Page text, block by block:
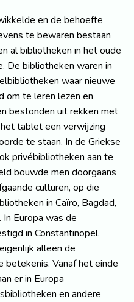
en de behoefte
te bewaren bestaan
al bibliotheken in het oude
De bibliotheken waren in
waar nieuwe
om te leren lezen en
bestonden uit rekken met
tablet een verwijzing
te staan. In de Griekse
privébibliotheken aan te
bouwde men doorgaans
culturen, op die
in Caïro, Bagdad,
In Europa was de
in Constantinopel.
alleen de
Vanaf het einde
er in Europa
en andere